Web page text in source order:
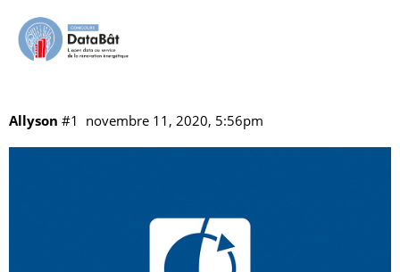
Météo-France
Vos référents Les partenaires
Allyson novembre 11, 2020, 5:56pm
#1